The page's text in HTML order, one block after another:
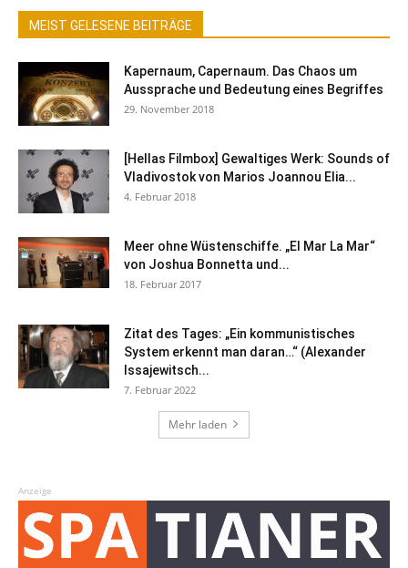
MEIST GELESENE BEITRÄGE
Kapernaum, Capernaum. Das Chaos um
Aussprache und Bedeutung eines Begriffes
29. November 2018
[Hellas Filmbox] Gewaltiges Werk: Sounds of
Vladivostok von Marios Joannou Elia...
4. Februar 2018
Meer ohne Wüstenschiffe. „El Mar La Mar“
von Joshua Bonnetta und...
18. Februar 2017
Zitat des Tages: „Ein kommunistisches
System erkennt man daran…“ (Alexander
Issajewitsch...
7. Februar 2022
Mehr laden
Anzeige